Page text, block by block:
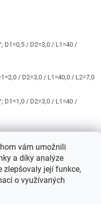
vám umožnili
a díky analýze
zlepšovaly její funkce,
o využívaných
D1=0,5 / D2=3,0 / L1=40 /
/ D2=3,0 / L1=40,0 / L2=7,0
D1=1,0 / D2=3,0 / L1=40 /
/ D2=3,0 / L1=40 / L2=1,5
/ D2=3,0 / L1=40 /